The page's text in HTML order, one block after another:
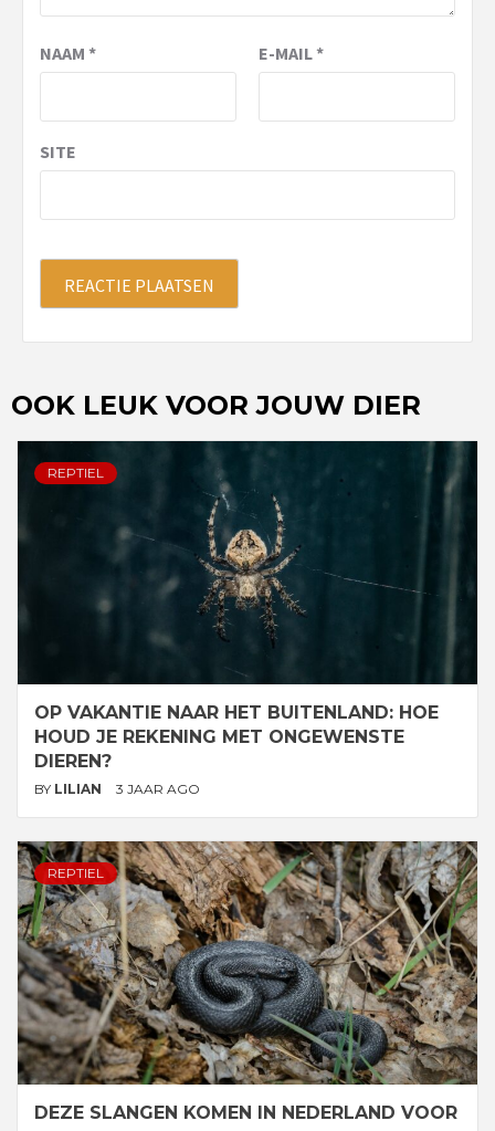
NAAM * E-MAIL*
SITE
OOK LEUK VOOR JOUW DIER
REPTIEL
OP VAKANTIE NAAR HET BUITENLAND: HOE
HOUD JE REKENING MET ONGEWENSTE
DIEREN?
BY LILIAN 3 JAAR AGO
REPTIEL
DEZE SLANGEN KOMEN IN NEDERLAND VOOR